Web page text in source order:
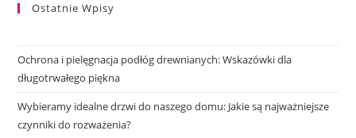
Ostatnie Wpisy
Ochrona i pielęgnacja podłóg drewnianych: Wskazówki dla
długotrwałego piękna
Wybieramy idealne drzwi do naszego domu: Jakie są najważniejsze
czynniki do rozważenia?